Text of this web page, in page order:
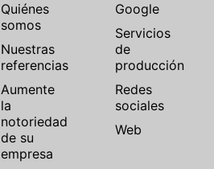
Quiénes
somos
Nuestras
referencias
Aumente
la
notoriedad
de su
empresa
Google
Servicios
de
producción
Redes
sociales
Web